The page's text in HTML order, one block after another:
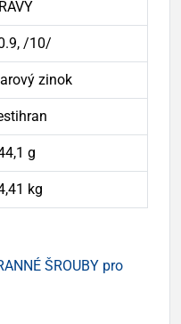
/10/
zinok
g
kg
ŠROUBY pro